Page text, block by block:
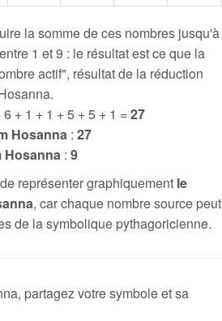
la somme de ces nombres jusqu'à
1 et 9 : le résultat est ce que la
actif", résultat de la réduction
+ 1 + 1 + 5 + 5 + 1 =27
Hosanna : 27
Hosanna : 9
représenter graphiquement le
, car chaque nombre source peut
de la symbolique pythagoricienne.
partagez votre symbole et sa